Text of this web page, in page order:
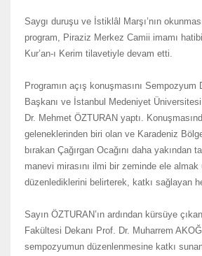
Saygı duruşu ve İstiklâl Marşı’nın
program, Piraziz Merkez Camii imamı hatibi
Kur’an-ı Kerim tilavetiyle devam etti.
Programın açış konuşmasını
Başkanı ve İstanbul Medeniyet
Dr. Mehmet ÖZTURAN yaptı.
geleneklerinden biri olan ve Karadeniz
bırakan Çağırgan Ocağını daha yakından
manevi mirasını ilmi bir zeminde ele almak
düzenlediklerini belirterek, katkı sağlayan
Sayın ÖZTURAN’ın ardından kürsüye
Fakültesi Dekanı Prof. Dr. Muharrem
sempozyumun düzenlenmesine katkı